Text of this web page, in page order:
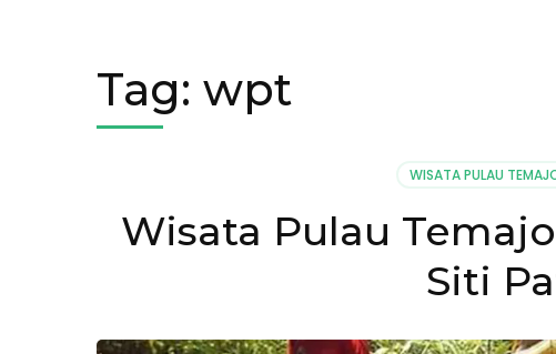
Tag: wpt
WISATA PULAU
Wisata Pulau
Siti